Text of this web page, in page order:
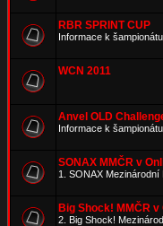
RBR SPRINT CUP
Informace k
WCN 2011
Anvel OLD
Informace k
SONAX MMČR v
1. SONAX
Big Shock! MMČR
2. Big Shock!